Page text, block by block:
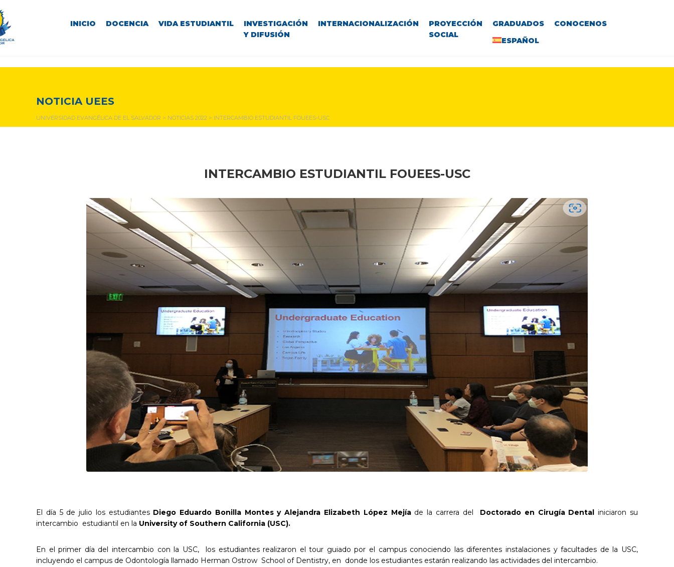
INICIO DOCENCIA VIDA ESTUDIANTIL
INVESTIGACIÓN
Y DIFUSIÓN
INTERNACIONALIZACIÓN
PROYECCIÓN
SOCIAL
GRADUADOS
CONOCENOS
ESPAÑOL
NOTICIA UEES
UNIVERSIDAD EVANGÉLICA DE EL SALVADOR > NOTICIAS 2022 > INTERCAMBIO ESTUDIANTIL FOUEES-USC
INTERCAMBIO ESTUDIANTIL FOUEES-USC
El día 5 de julio los estudiantes Diego Eduardo Bonilla Montes y Alejandra Elizabeth López Mejía de la carrera del Doctorado en Cirugía Dental iniciaron su
intercambio estudiantil en la Universityof Southern California (USC).
En el primer día del intercambio con la USC, los estudiantes realizaron el tour guiado por el campus conociendo las diferentes instalaciones y facultades de la USC,
incluyendo el campus de Odontología llamado Herman Ostrow School of Dentistry, en donde los estudiantes estarán realizando las actividades del intercambio.